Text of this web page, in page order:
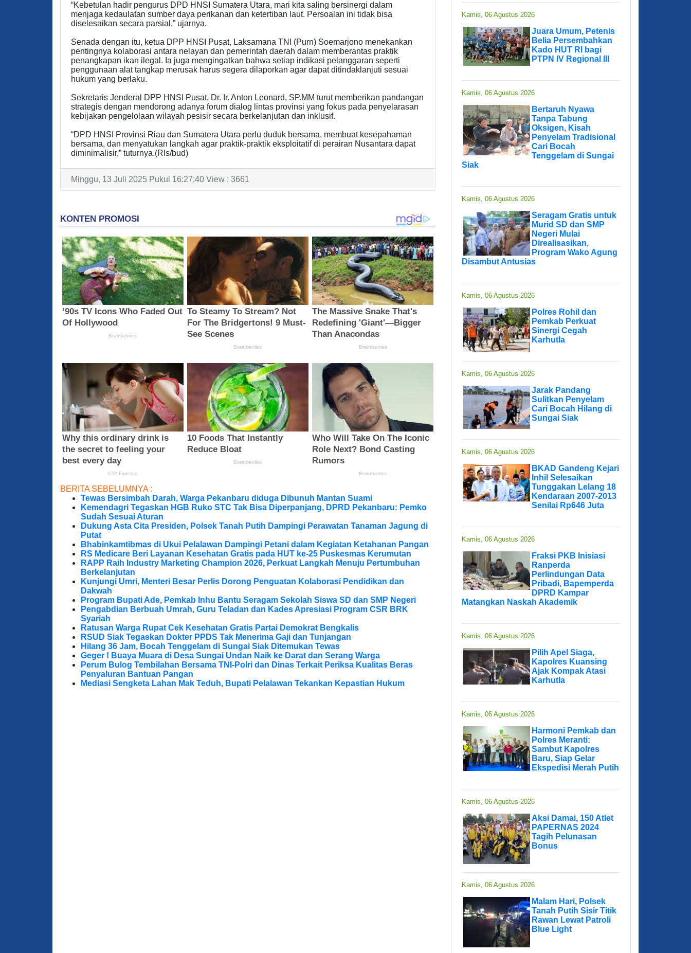
“Kebetulan hadir pengurus DPD HNSI Sumatera Utara, mari kita saling bersinergi dalam
menjaga kedaulatan sumber daya perikanan dan ketertiban laut. Persoalan ini tidak bisa
diselesaikan secara parsial,” ujarnya.
Senada dengan itu, ketua DPP HNSI Pusat, Laksamana TNI (Purn) Soemarjono menekankan
pentingnya kolaborasi antara nelayan dan pemerintah daerah dalam memberantas praktik
penangkapan ikan ilegal. Ia juga mengingatkan bahwa setiap indikasi pelanggaran seperti
penggunaan alat tangkap merusak harus segera dilaporkan agar dapat ditindaklanjuti sesuai
hukum yang berlaku.
Sekretaris Jenderal DPP HNSI Pusat, Dr. Ir. Anton Leonard, SP.MM turut memberikan pandangan
strategis dengan mendorong adanya forum dialog lintas provinsi yang fokus pada penyelarasan
kebijakan pengelolaan wilayah pesisir secara berkelanjutan dan inklusif.
“DPD HNSI Provinsi Riau dan Sumatera Utara perlu duduk bersama, membuat kesepahaman
bersama, dan menyatukan langkah agar praktik-praktik eksploitatif di perairan Nusantara dapat
diminimalisir,” tuturnya.(Rls/bud)
Minggu, 13 Juli 2025 Pukul 16:27:40 View : 3661
BERITA SEBELUMNYA :
Tewas Bersimbah Darah, Warga Pekanbaru diduga Dibunuh Mantan Suami
Kemendagri Tegaskan HGB Ruko STC Tak Bisa Diperpanjang, DPRD Pekanbaru: Pemko
Sudah Sesuai Aturan
Dukung Asta Cita Presiden, Polsek Tanah Putih Dampingi Perawatan Tanaman Jagung di
Putat
Bhabinkamtibmas di Ukui Pelalawan Dampingi Petani dalam Kegiatan Ketahanan Pangan
RS Medicare Beri Layanan Kesehatan Gratis pada HUT ke-25 Puskesmas Kerumutan
RAPP Raih Industry Marketing Champion 2026, Perkuat Langkah Menuju Pertumbuhan
Berkelanjutan
Kunjungi Umri, Menteri Besar Perlis Dorong Penguatan Kolaborasi Pendidikan dan
Dakwah
Program Bupati Ade, Pemkab Inhu Bantu Seragam Sekolah Siswa SD dan SMP Negeri
Pengabdian Berbuah Umrah, Guru Teladan dan Kades Apresiasi Program CSR BRK
Syariah
Ratusan Warga Rupat Cek Kesehatan Gratis Partai Demokrat Bengkalis
RSUD Siak Tegaskan Dokter PPDS Tak Menerima Gaji dan Tunjangan
Hilang 36 Jam, Bocah Tenggelam di Sungai Siak Ditemukan Tewas
Geger ! Buaya Muara di Desa Sungai Undan Naik ke Darat dan Serang Warga
Perum Bulog Tembilahan Bersama TNI-Polri dan Dinas Terkait Periksa Kualitas Beras
Penyaluran Bantuan Pangan
Mediasi Sengketa Lahan Mak Teduh, Bupati Pelalawan Tekankan Kepastian Hukum
Kamis, 06 Agustus 2026
Juara Umum, Petenis
Belia Persembahkan
Kado HUT RI bagi
PTPN IV Regional III
Kamis, 06 Agustus 2026
Bertaruh Nyawa
Tanpa Tabung
Oksigen, Kisah
Penyelam Tradisional
Cari Bocah
Tenggelam di Sungai
Siak
Kamis, 06 Agustus 2026
Seragam Gratis untuk
Murid SD dan SMP
Negeri Mulai
Direalisasikan,
Program Wako Agung
Disambut Antusias
Kamis, 06 Agustus 2026
Polres Rohil dan
Pemkab Perkuat
Sinergi Cegah
Karhutla
Kamis, 06 Agustus 2026
Jarak Pandang
Sulitkan Penyelam
Cari Bocah Hilang di
Sungai Siak
Kamis, 06 Agustus 2026
BKAD Gandeng Kejari
Inhil Selesaikan
Tunggakan Lelang 18
Kendaraan 2007-2013
Senilai Rp646 Juta
Kamis, 06 Agustus 2026
Fraksi PKB Inisiasi
Ranperda
Perlindungan Data
Pribadi, Bapemperda
DPRD Kampar
Matangkan Naskah Akademik
Kamis, 06 Agustus 2026
Pilih Apel Siaga,
Kapolres Kuansing
Ajak Kompak Atasi
Karhutla
Kamis, 06 Agustus 2026
Harmoni Pemkab dan
Polres Meranti:
Sambut Kapolres
Baru, Siap Gelar
Ekspedisi Merah Putih
Kamis, 06 Agustus 2026
Aksi Damai, 150 Atlet
PAPERNAS 2024
Tagih Pelunasan
Bonus
Kamis, 06 Agustus 2026
Malam Hari, Polsek
Tanah Putih Sisir Titik
Rawan Lewat Patroli
Blue Light